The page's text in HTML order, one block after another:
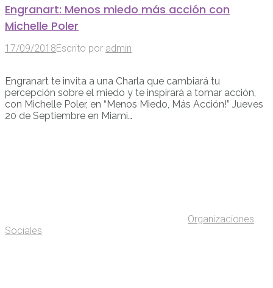
Engranart: Menos miedo más acción con
Michelle Poler
17/09/2018Escrito por admin
Engranart te invita a una Charla que cambiará tu
percepción sobre el miedo y te inspirará a tomar acción,
con Michelle Poler, en “Menos Miedo, Más Acción!” Jueves
20 de Septiembre en Miami…
Organizaciones
Sociales